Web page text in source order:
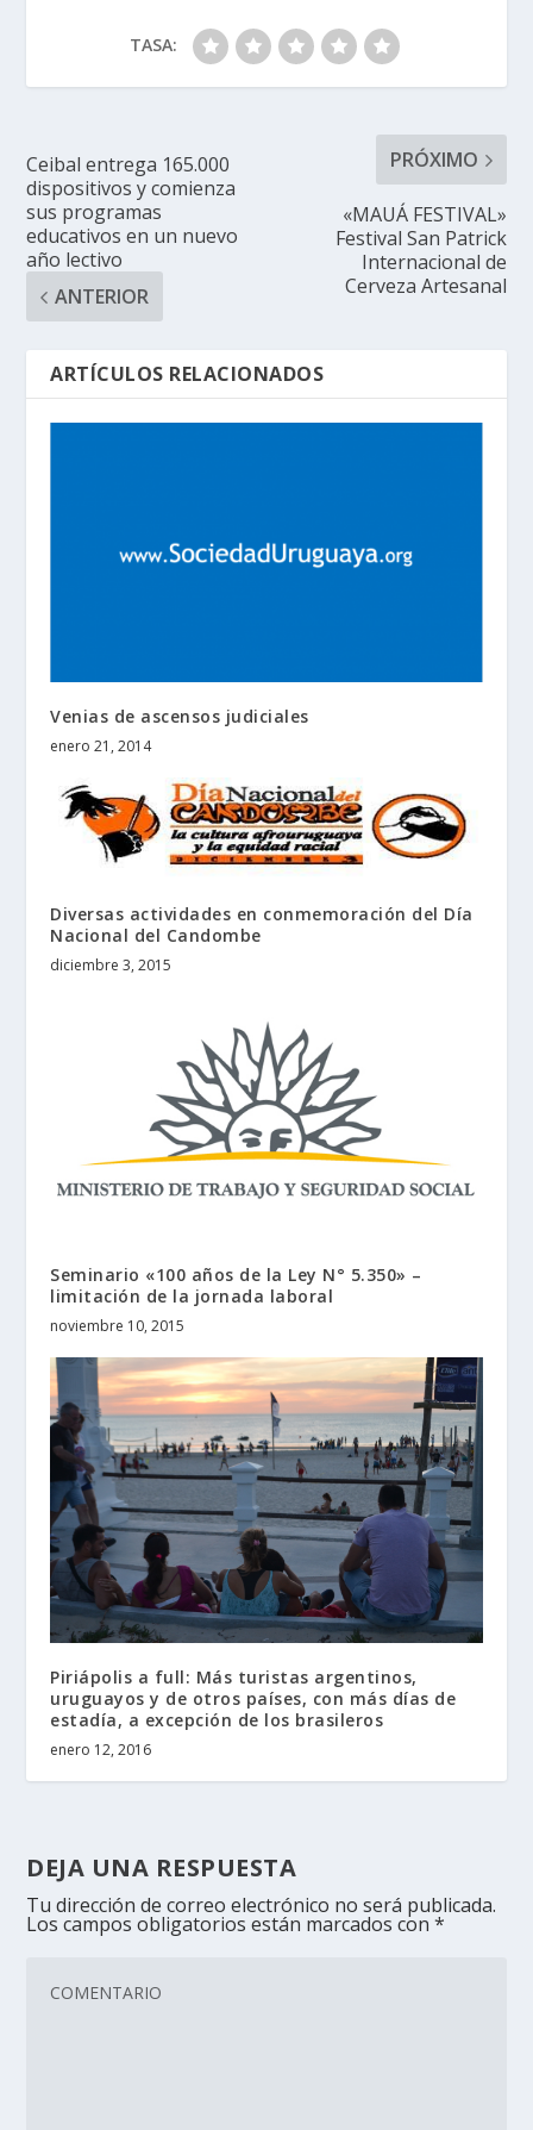
TASA:
Ceibal entrega 165.000
dispositivos y comienza
sus programas
educativos en un nuevo
año lectivo
ANTERIOR
PRÓXIMO
«MAUÁ FESTIVAL»
Festival San Patrick
Internacional de
Cerveza Artesanal
ARTÍCULOS RELACIONADOS
Venias de ascensos judiciales
enero 21, 2014
Diversas actividades en conmemoración del Día
Nacional del Candombe
diciembre 3, 2015
Seminario «100 años de la Ley N° 5.350» –
limitación de la jornada laboral
noviembre 10, 2015
Piriápolis a full: Más turistas argentinos,
uruguayos y de otros países, con más días de
estadía, a excepción de los brasileros
enero 12, 2016
DEJA UNA RESPUESTA
Tu dirección de correo electrónico no será publicada.
Los campos obligatorios están marcados con*